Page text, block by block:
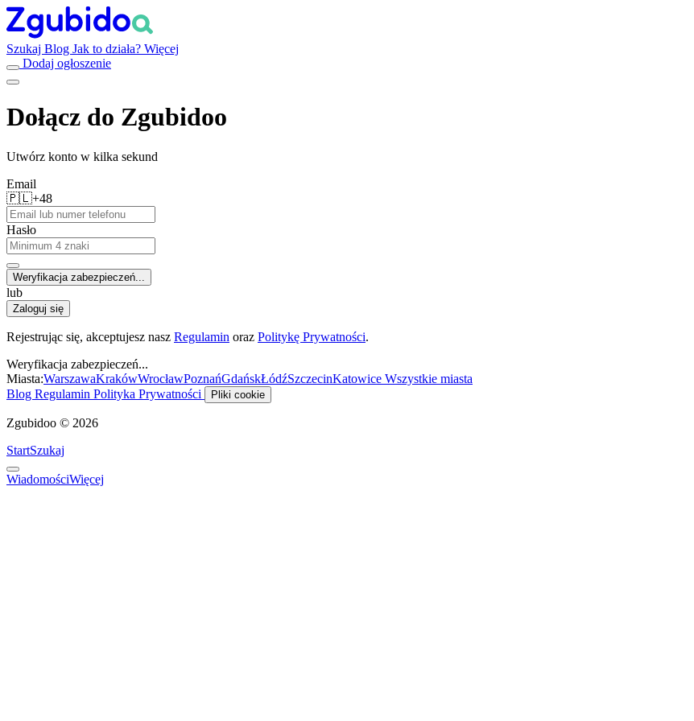
Szukaj Blog Jak to działa? Więcej
Dodaj ogłoszenie
Dołącz do Zgubidoo
Utwórz konto w kilka sekund
Email
🇵🇱+48
Hasło
Weryfikacja zabezpieczeń...
lub
Zaloguj się
Rejestrując się, akceptujesz nasz Regulamin oraz Politykę Prywatności.
Weryfikacja zabezpieczeń...
Miasta:WarszawaKrakówWrocławPoznańGdańskŁódźSzczecinKatowice Wszystkie miasta
Blog Regulamin Polityka Prywatności Pliki cookie
Zgubidoo © 2026
StartSzukaj
WiadomościWięcej